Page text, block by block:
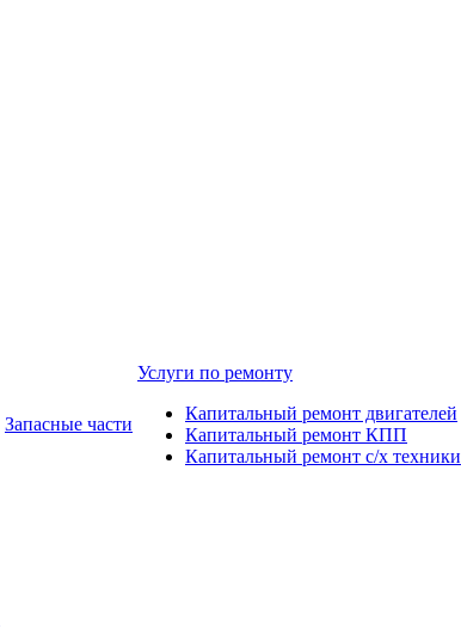
Запасные части
Услуги по ремонту
Капитальный ремонт двигателей
Капитальный ремонт КПП
Капитальный ремонт с/х техники